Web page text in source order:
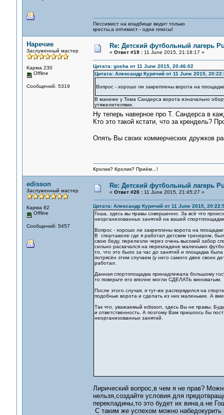
Пессимист на кладбище видит только
кресты,а оптимист - одни плюсы!
Наречие
Заслуженный мастер
Карма 230
Offline
Сообщений: 5319
Re: Детский футбольный лагерь
« Ответ #19 :11 June 2015, 21:18:17 »
Цитата: gosha от 11 June 2015, 20:46:02
Цитата: Александр Курячий от 11 June 2015,
Вопрос - хорошо ли закреплены ворота на
В манеже у Тома Сандерса ворота изначально
утяжелителями.
Ну теперь наверное про Т. Сандерса в
Кто это такой кстати, что за крендель?
Опять Вы своих коммерческих дружков
Кролик? Кролик? Приём...!
edisson
Заслуженный мастер
Карма 82
Offline
Сообщений: 5457
Re: Детский футбольный лагерь
« Ответ #20 :11 June 2015, 21:45:27 »
Цитата: Александр Курячий от 11 June 2015,
Гоша, здесь вы правы совершенно. За всё что
неорганизованных занятий на вашей
Вопрос - хорошо ли закреплены ворота на
В спортшколе где я работал детским тренером,
свою беду, перелезли через очень высокий забор
сильно раскачался на перекладине маленьких
то, что это было за час до занятий и площадка
потрясён этим случаем (у него самого двое своих
работал.
Данная спортплощадка принадлежала большому
то поверьте его вполне могли СДЕЛАТЬ виноватым.
После этого случая, я тут-же распорядился на
подобные ворота и сделать из них маленькие. А
Так что, уважаемый edisson, здесь Вы не правы.
и ответственность. А поэтому Вам пришлось бы
неорганизованных занятий.
Лирический вопрос,в чем я не прав?
нельзя,создайте условия для
перекладины,то это будет их вина,а не
С таким же успехом можно